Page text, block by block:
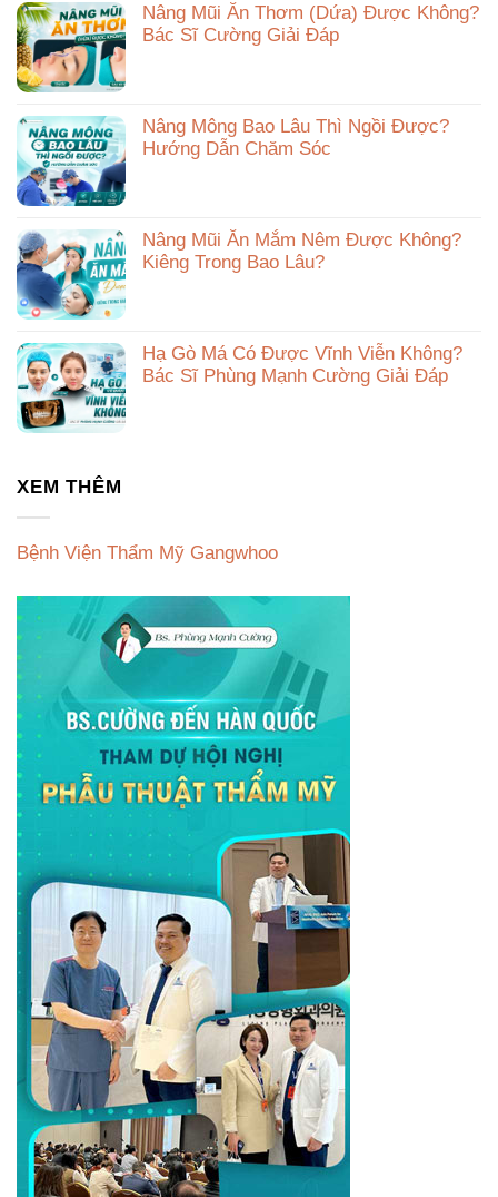
Nâng Mũi Ăn Thơm (Dứa) Được Không?
Bác Sĩ Cường Giải Đáp
Nâng Mông Bao Lâu Thì Ngồi Được?
Hướng Dẫn Chăm Sóc
Nâng Mũi Ăn Mắm Nêm Được Không?
Kiêng Trong Bao Lâu?
Hạ Gò Má Có Được Vĩnh Viễn Không?
Bác Sĩ Phùng Mạnh Cường Giải Đáp
XEM THÊM
Bệnh Viện Thẩm Mỹ Gangwhoo